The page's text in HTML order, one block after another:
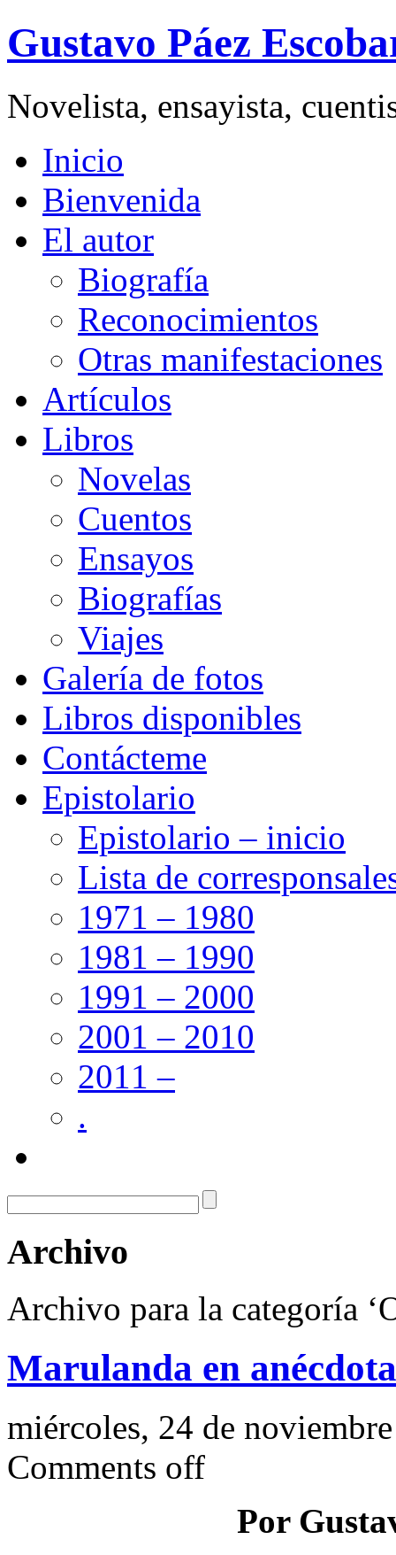
Gustavo Páez
Novelista, ensayista,
Inicio
Bienvenida
El autor
Biografía
Reconocimientos
Otras manifestaciones
Artículos
Libros
Novelas
Cuentos
Ensayos
Biografías
Viajes
Galería de fotos
Libros disponibles
Contácteme
Epistolario
Epistolario – inicio
Lista de
1971 – 1980
1981 – 1990
1991 – 2000
2001 – 2010
2011 –
.
Archivo
Archivo para la categoría
Marulanda en
miércoles, 24 de
Comments off
Por